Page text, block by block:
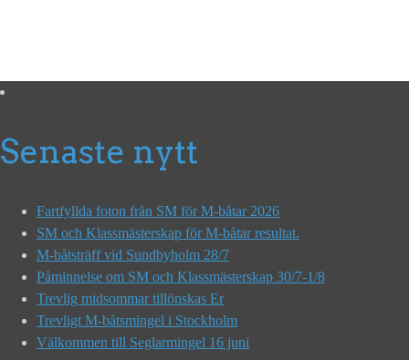
Senaste nytt
Fartfyllda foton från SM för M-båtar 2026
SM och Klassmästerskap för M-båtar resultat.
M-båtsträff vid Sundbyholm 28/7
Påminnelse om SM och Klassmästerskap 30/7-1/8
Trevlig midsommar tillönskas Er
Trevligt M-båtsmingel i Stockholm
Välkommen till Seglarmingel 16 juni